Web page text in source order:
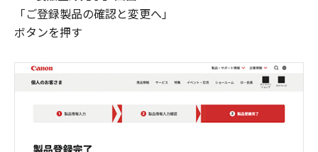
「ご登録製品の確認と変更へ」
ボタンを押す